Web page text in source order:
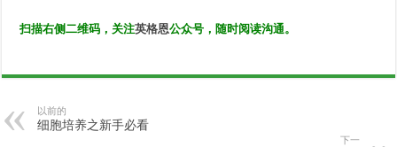
扫描右侧二维码，关注英格恩公众号，随时阅读沟通。
以前的
细胞培养之新手必看
下一